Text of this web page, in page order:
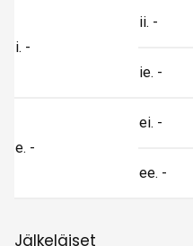
i. -
ii. -
ie. -
e. -
ei. -
ee. -
Jälkeläiset